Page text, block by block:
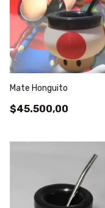
Mate Honguito
$45.500,00